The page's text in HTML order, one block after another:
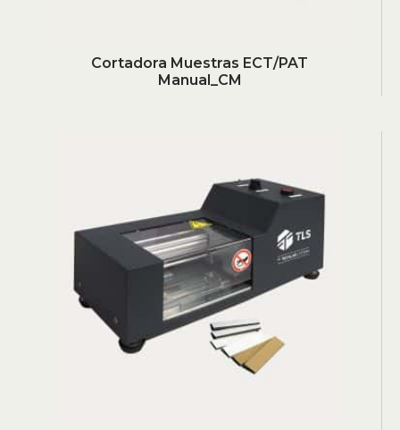
Cortadora Muestras ECT/PAT
Manual_CM